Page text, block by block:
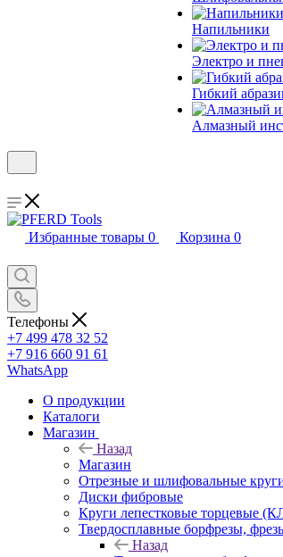
Напильники
Электро и
Гибкий
Алмазный
Избранные товары 0 Корзина 0
Телефоны
+7 499 478 32 52
+7 916 660 91 61
WhatsApp
О продукции
Каталоги
Магазин
Назад
Магазин
Отрезные и шлифовальные
Диски фибровые
Круги лепестковые торцевые
Твердосплавные борфрезы,
Назад